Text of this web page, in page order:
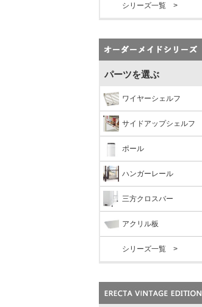
シリーズ一覧 >
パーツを選ぶ
ワイヤーシェルフ
サイドアップシェルフ
ポール
ハンガーレール
三方クロスバー
アクリル板
シリーズ一覧 >